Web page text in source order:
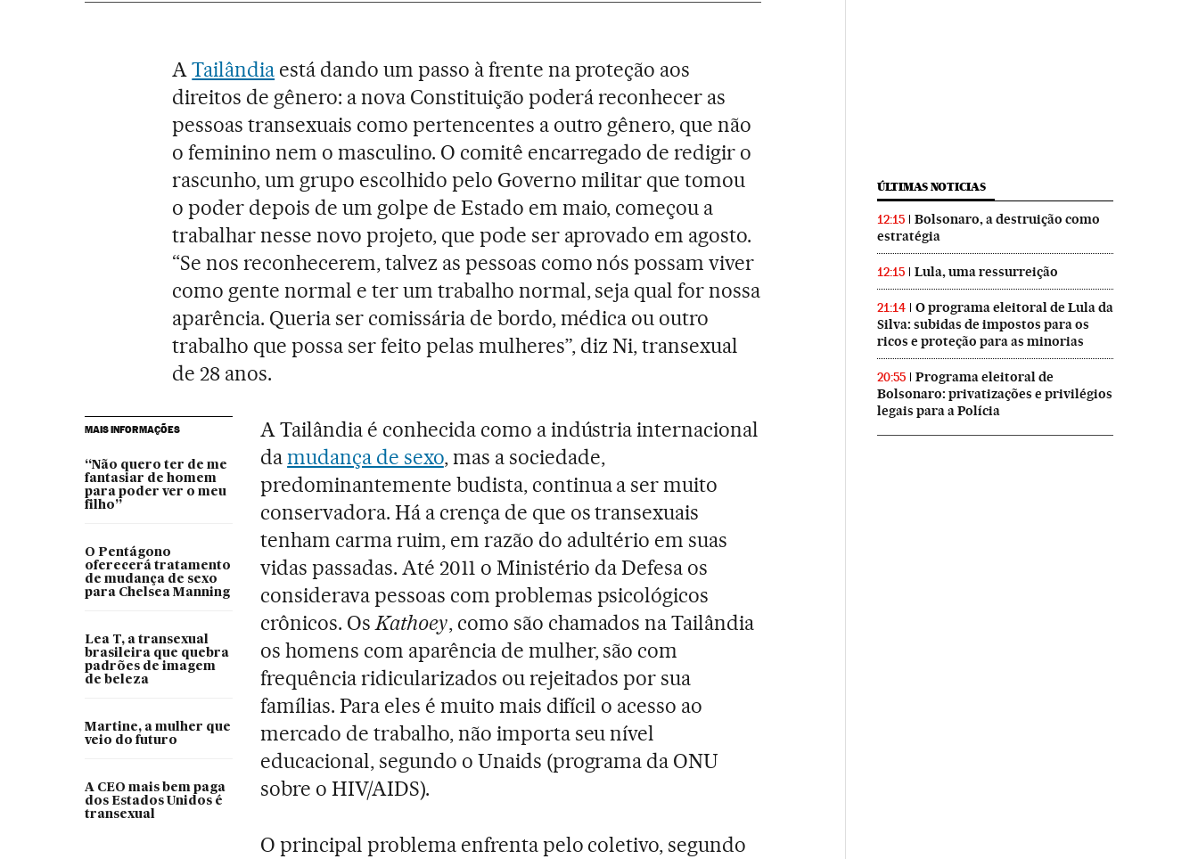
ATailândia está dando um passo à frente na proteção aos
direitos de gênero: a nova Constituição poderá reconhecer as
pessoas transexuais como pertencentes a outro gênero, que não
o feminino nem o masculino. O comitê encarregado de redigir o
rascunho, um grupo escolhido pelo Governo militar que tomou
o poder depois de um golpe de Estado em maio, começou a
trabalhar nesse novo projeto, que pode ser aprovado em agosto.
“Se nos reconhecerem, talvez as pessoas como nós possam viver
como gente normal e ter um trabalho normal, seja qual for nossa
aparência. Queria ser comissária de bordo, médica ou outro
trabalho que possa ser feito pelas mulheres”, diz Ni, transexual
de 28 anos.
MAIS INFORMAÇÕES
“Não quero ter de me
fantasiar de homem
para poder ver o meu
filho”
O Pentágono
oferecerá tratamento
de mudança de sexo
para Chelsea Manning
Lea T, a transexual
brasileira que quebra
padrões de imagem
de beleza
Martine, a mulher que
veio do futuro
A CEO mais bem paga
dos Estados Unidos é
transexual
A Tailândia é conhecida como a indústria internacional
damudança de sexo, mas a sociedade,
predominantemente budista, continua a ser muito
conservadora. Há a crença de que os transexuais
tenham carma ruim, em razão do adultério em suas
vidas passadas. Até 2011 o Ministério da Defesa os
considerava pessoas com problemas psicológicos
crônicos. OsKathoey, como são chamados na Tailândia
os homens com aparência de mulher, são com
frequência ridicularizados ou rejeitados por sua
famílias. Para eles é muito mais difícil o acesso ao
mercado de trabalho, não importa seu nível
educacional, segundo o Unaids (programa da ONU
sobre o HIV/AIDS).
O principal problema enfrenta pelo coletivo, segundo
ÚLTIMAS NOTICIAS
12:15
Bolsonaro, a destruição como
estratégia
12:15 Lula, uma ressurreição
21:14
O programa eleitoral de Lula da
Silva: subidas de impostos para os
ricos e proteção para as minorias
20:55
Programa eleitoral de
Bolsonaro: privatizações e privilégios
legais para a Polícia